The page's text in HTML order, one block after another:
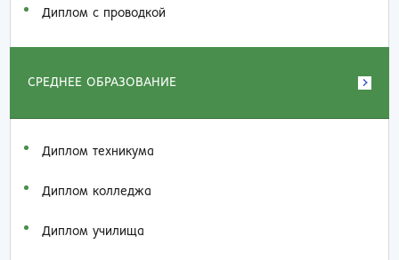
Диплом с проводкой
СРЕДНЕЕ ОБРАЗОВАНИЕ
Диплом техникума
Диплом колледжа
Диплом училища